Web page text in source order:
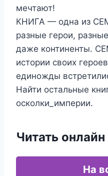
мечтают!
КНИГА — одна из
разные герои,
даже континенты.
истории своих
единожды
Найти остальные
осколки_империи.
Читать
На